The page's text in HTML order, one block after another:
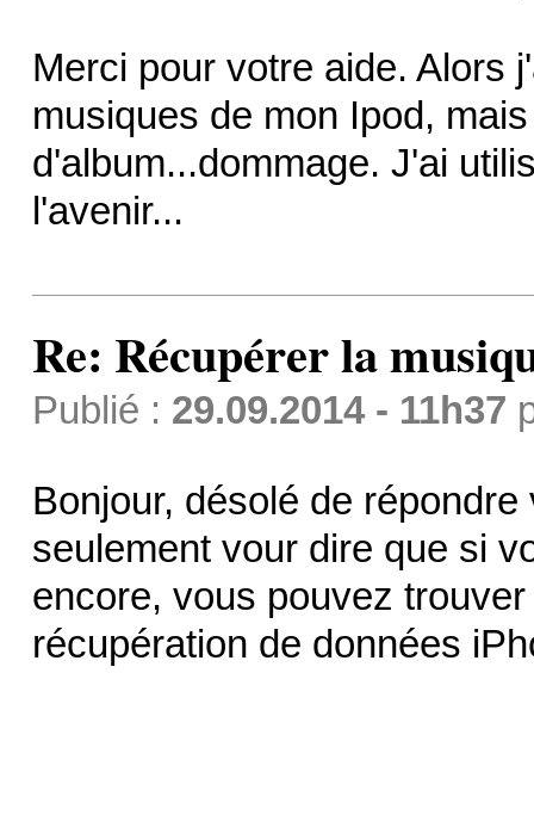
Merci pour votre aide. Alors
musiques de mon Ipod,
d'album...dommage. J'ai
l'avenir...
Re: Récupérer la
Publié : 29.09.2014 - 11h37
Bonjour, désolé de
seulement vour dire que si
encore, vous pouvez
récupération de données